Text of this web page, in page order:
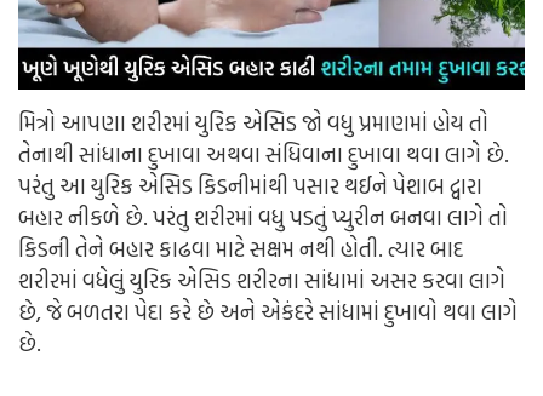
મિત્રો આપણા શરીરમાં યુરિક એસિડ જો વધુ પ્રમાણમાં હોય તો
તેનાથી સાંધાના દુખાવા અથવા સંધિવાના દુખાવા થવા લાગે છે.
પરંતુ આ યુરિક એસિડ કિડનીમાંથી પસાર થઈને પેશાબ દ્વારા
બહાર નીકળે છે. પરંતુ શરીરમાં વધુ પડતું પ્યુરીન બનવા લાગે તો
કિડની તેને બહાર કાઢવા માટે સક્ષમ નથી હોતી. ત્યાર બાદ
શરીરમાં વધેલું યુરિક એસિડ શરીરના સાંધામાં અસર કરવા લાગે
છે, જે બળતરા પેદા કરે છે અને એકંદરે સાંધામાં દુખાવો થવા લાગે
છે.